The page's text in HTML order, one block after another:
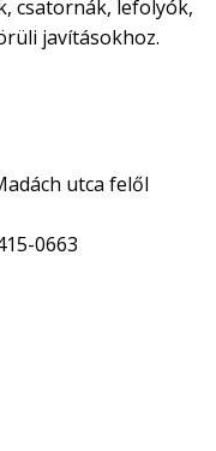
csatornák, lefolyók,
javításokhoz.
utca felől
0663